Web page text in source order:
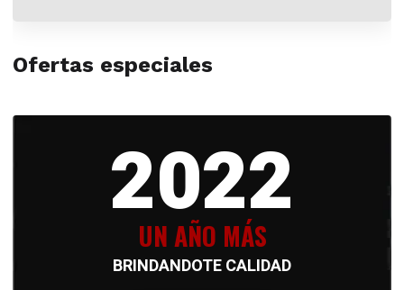
Ofertas especiales
2022
UN AÑO MÁS
BRINDANDOTE CALIDAD